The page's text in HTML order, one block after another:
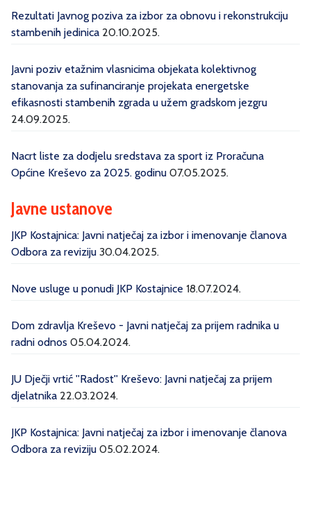
Rezultati Javnog poziva za izbor za obnovu i rekonstrukciju
stambenih jedinica 20.10.2025.
Javni poziv etažnim vlasnicima objekata kolektivnog
stanovanja za sufinanciranje projekata energetske
efikasnosti stambenih zgrada u užem gradskom jezgru
24.09.2025.
Nacrt liste za dodjelu sredstava za sport iz Proračuna
Općine Kreševo za 2025. godinu 07.05.2025.
Javne ustanove
JKP Kostajnica: Javni natječaj za izbor i imenovanje članova
Odbora za reviziju 30.04.2025.
Nove usluge u ponudi JKP Kostajnice 18.07.2024.
Dom zdravlja Kreševo - Javni natječaj za prijem radnika u
radni odnos 05.04.2024.
JU Dječji vrtić ''Radost'' Kreševo: Javni natječaj za prijem
djelatnika 22.03.2024.
JKP Kostajnica: Javni natječaj za izbor i imenovanje članova
Odbora za reviziju 05.02.2024.